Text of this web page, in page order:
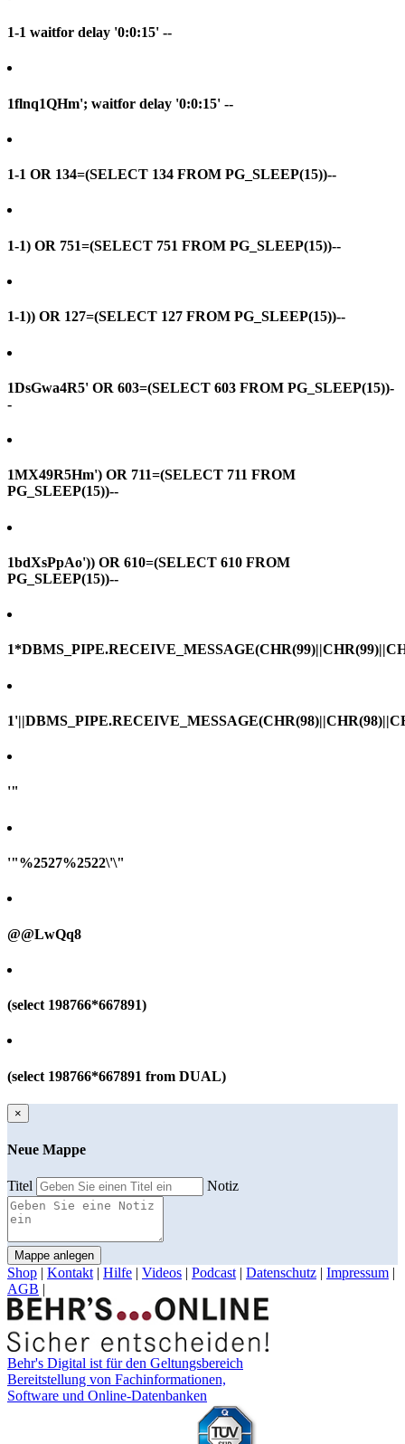
1-1 waitfor delay '0:0:15' --
1flnq1QHm'; waitfor delay '0:0:15' --
1-1 OR 134=(SELECT 134 FROM PG_SLEEP(15))--
1-1) OR 751=(SELECT 751 FROM PG_SLEEP(15))--
1-1)) OR 127=(SELECT 127 FROM PG_SLEEP(15))--
1DsGwa4R5' OR 603=(SELECT 603 FROM PG_SLEEP(15))-
-
1MX49R5Hm') OR 711=(SELECT 711 FROM
PG_SLEEP(15))--
1bdXsPpAo')) OR 610=(SELECT 610 FROM
PG_SLEEP(15))--
'"
'"%2527%2522\'\"
@@LwQq8
(select 198766*667891)
(select 198766*667891 from DUAL)
×
Neue Mappe
Titel Notiz
Mappe anlegen
Shop | Kontakt | Hilfe | Videos | Podcast | Datenschutz | Impressum |
AGB |
Behr's Digital ist für den Geltungsbereich
Bereitstellung von Fachinformationen,
Software und Online-Datenbanken